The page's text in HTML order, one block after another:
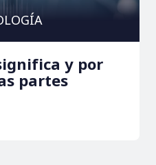
y por
partes